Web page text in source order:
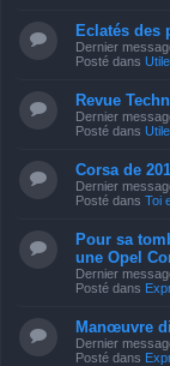
Eclatés des
Dernier
Posté dans
Revue
Dernier
Posté dans
Corsa de
Dernier
Posté dans Toi
Pour sa
une Opel
Dernier
Posté dans
Manœuvre
Dernier
Posté dans